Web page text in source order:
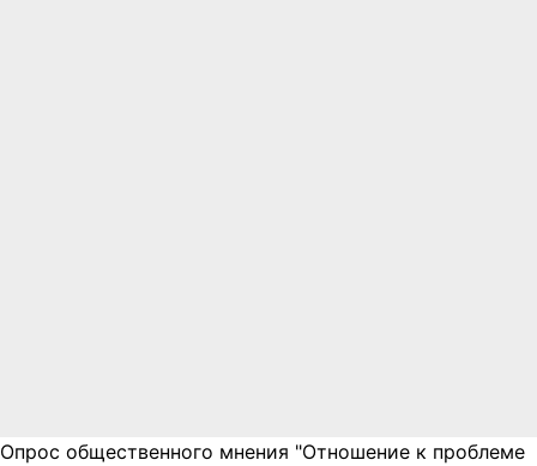
Опрос общественного мнения "Отношение к проблеме